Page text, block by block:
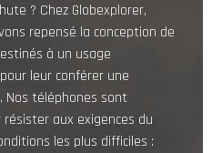
? Chez Globexplorer,
repensé la conception de
à un usage
leur conférer une
Nos téléphones sont
aux exigences du
les plus difficiles :